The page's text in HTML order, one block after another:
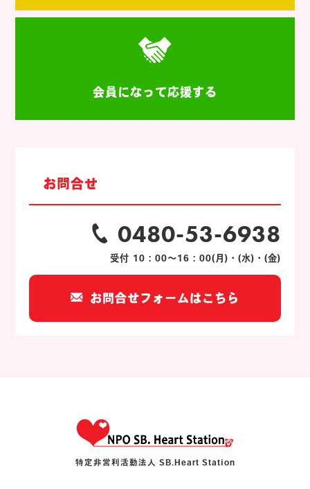
会員になって応援する
お問合せ
0480-53-6938
受付 10：00～16：00(月)・(水)・(金)
お問合せフォームはこちら
特定非営利活動法人 SB.Heart Station